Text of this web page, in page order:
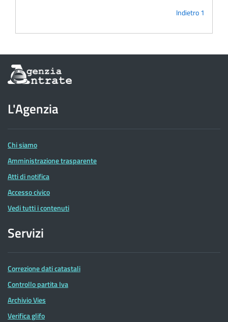
Indietro1
Informazioni
sul
dell'Agenzia
delle
Entrate
L'Agenzia
Chi siamo
Amministrazione trasparente
Atti di notifica
Accesso civico
Vedi tutti i contenuti
Servizi
Correzione dati catastali
Controllo partita Iva
Archivio Vies
Verifica glifo